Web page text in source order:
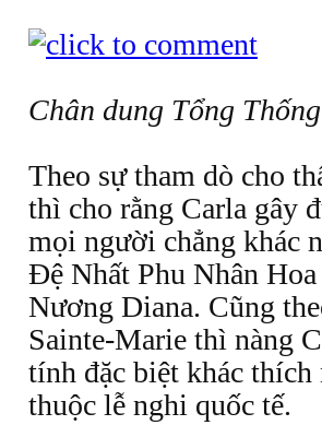
Chân dung Tổng
Theo sự tham dò cho
thì cho rằng Carla gây
mọi người chẳng khác
Đệ Nhất Phu Nhân
Nương Diana. Cũng
Sainte-Marie thì nàng
tính đặc biệt khác
thuộc lễ nghi quốc tế.